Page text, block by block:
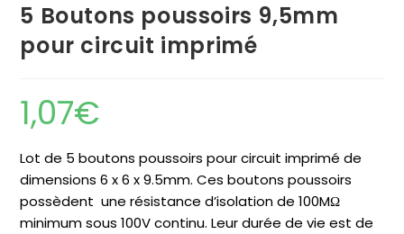
5 Boutons poussoirs 9,5mm
pour circuit imprimé
1,07€
Lot de 5 boutons poussoirs pour circuit imprimé de
dimensions 6 x 6 x 9.5mm. Ces boutons poussoirs
possèdent unerésistance d’isolation de100MΩ
minimum sous 100V continu. Leur durée de vie est de